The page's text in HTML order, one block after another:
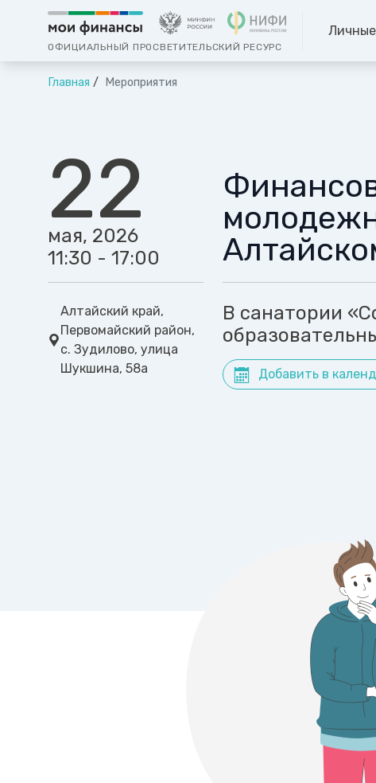
ОФИЦИАЛЬНЫЙ ПРОСВЕТИТЕЛЬСКИЙ РЕСУРС
Главная Мероприятия
22
мая, 2026
11:30 - 17:00
Алтайский край,
Первомайский район,
с. Зудилово, улица
Шукшина, 58а
В санатории
Добавить в